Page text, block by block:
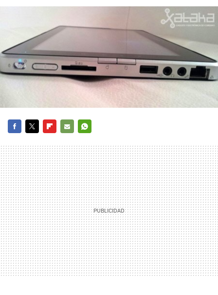
MAIL